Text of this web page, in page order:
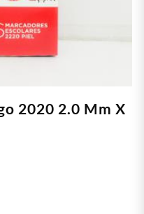
2020 2.0 Mm X